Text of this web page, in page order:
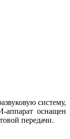
систему,
аппарат оснащен
передачи.